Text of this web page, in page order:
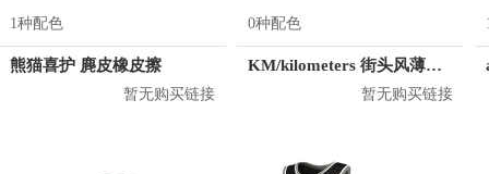
1种配色
熊猫喜护 麂皮橡皮擦
暂无购买链接
0种配色
KM/kilometers 街头风薄款印花短袖T恤 男女同款 M2X2108248
暂无购买链接